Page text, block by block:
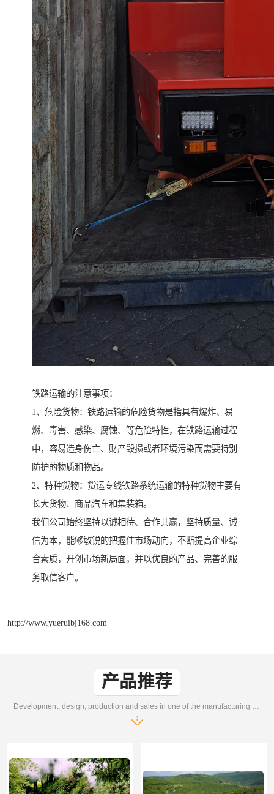
铁路运输的注意事项：
1、危险货物：铁路运输的危险货物是指具有爆炸、易
燃、毒害、感染、腐蚀、等危险特性，在铁路运输过程
中，容易造身伤亡、财产毁损或者环境污染而需要特别
防护的物质和物品。
2、特种货物：货运专线铁路系统运输的特种货物主要有
长大货物、商品汽车和集装箱。
我们公司始终坚持以诚相待、合作共赢，坚持质量、诚
信为本，能够敏锐的把握住市场动向，不断提高企业综
合素质，开创市场新局面，并以优良的产品、完善的服
务取信客户。
http://www.yueruibj168.com
产品推荐
Development, design, production and sales in one of the manufacturing enterprises